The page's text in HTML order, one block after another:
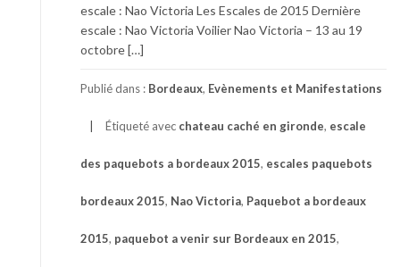
escale : Nao Victoria Les Escales de 2015 Dernière
escale : Nao Victoria Voilier Nao Victoria – 13 au 19
octobre […]
Publié dans : Bordeaux, Evènements et Manifestations
Étiqueté avec chateau caché en gironde, escale
des paquebots a bordeaux 2015, escales paquebots
bordeaux 2015, Nao Victoria, Paquebot a bordeaux
2015, paquebot a venir sur Bordeaux en 2015,